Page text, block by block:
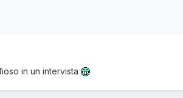
in un intervista